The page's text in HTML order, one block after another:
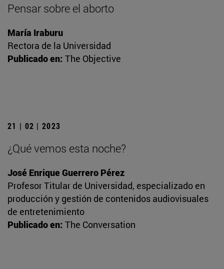
Pensar sobre el aborto
María Iraburu
Rectora de la Universidad
Publicado en: The Objective
21 | 02 | 2023
¿Qué vemos esta noche?
José Enrique Guerrero Pérez
Profesor Titular de Universidad, especializado en
producción y gestión de contenidos audiovisuales
de entretenimiento
Publicado en: The Conversation